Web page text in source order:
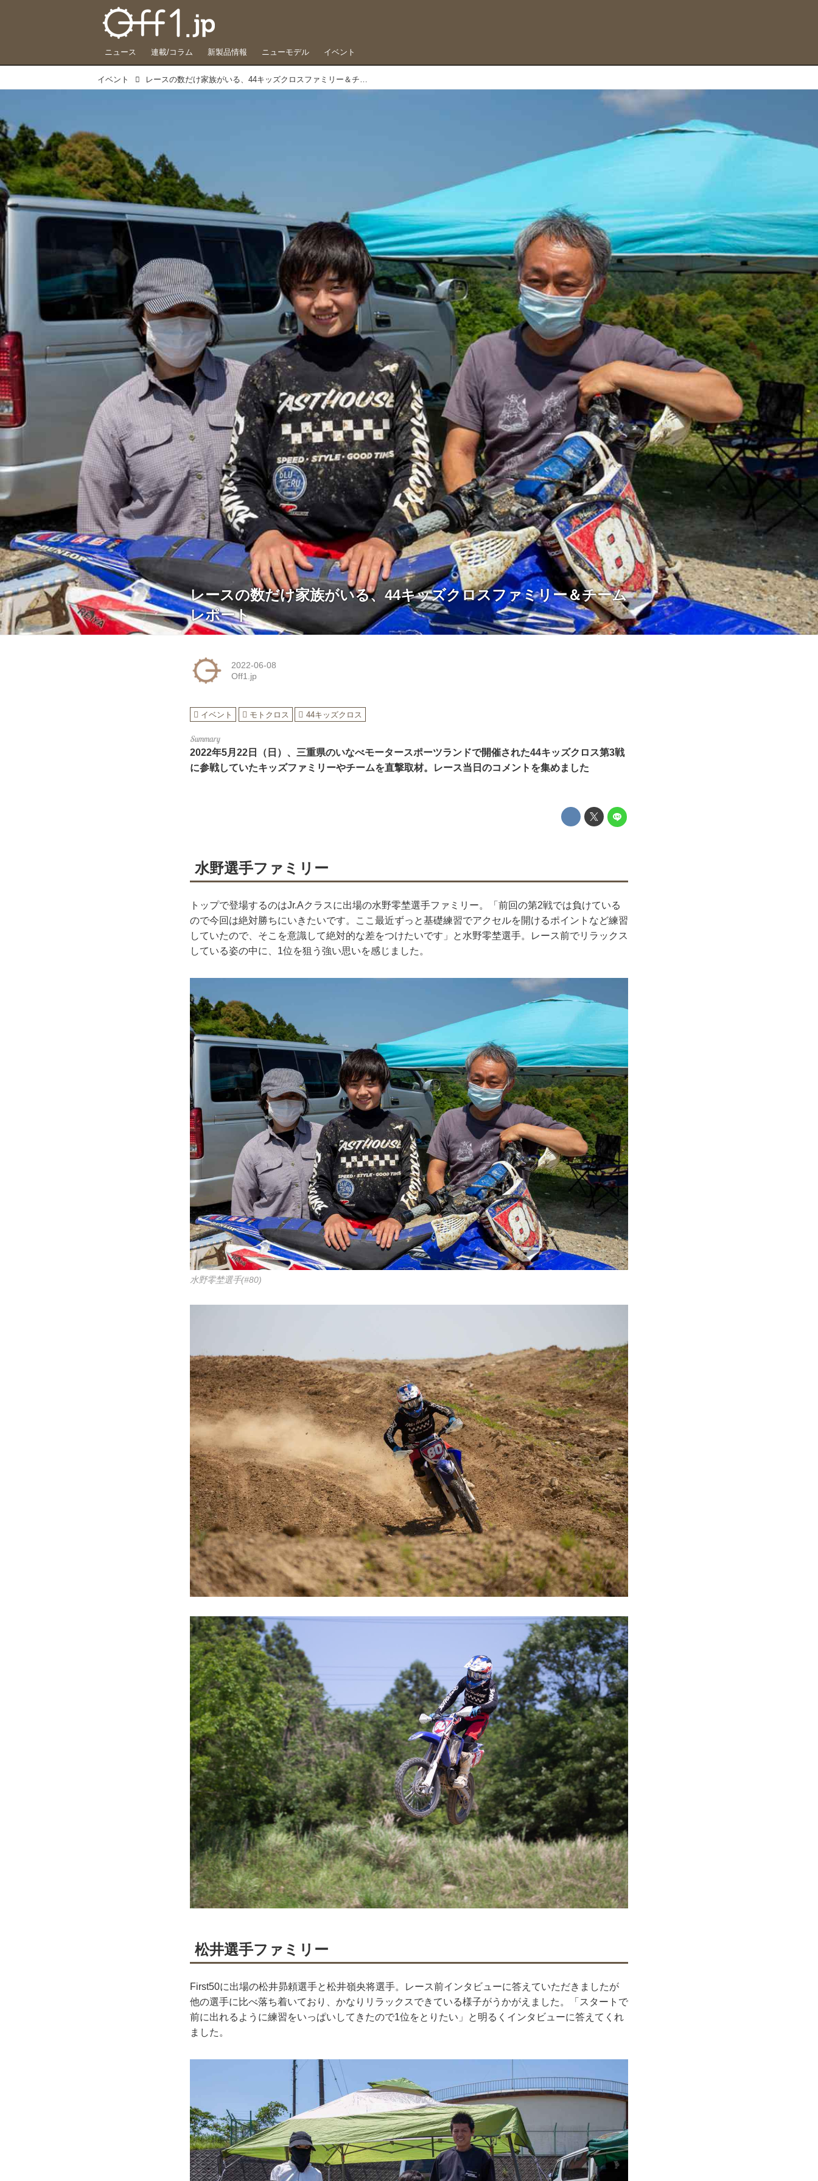
ニュース 連載/コラム 新製品情報 ニューモデル イベント
イベント レースの数だけ家族がいる、44キッズクロスファミリー＆チームレポート
レースの数だけ家族がいる、44キッズクロスファミリー＆チーム
レポート
2022-06-08
Off1.jp
イベント モトクロス 44キッズクロス
2022年5月22日（日）、三重県のいなべモータースポーツランドで開催された44キッズクロス第3戦
に参戦していたキッズファミリーやチームを直撃取材。レース当日のコメントを集めました
水野選手ファミリー
トップで登場するのはJr.Aクラスに出場の水野零埜選手ファミリー。「前回の第2戦では負けている
ので今回は絶対勝ちにいきたいです。ここ最近ずっと基礎練習でアクセルを開けるポイントなど練習
していたので、そこを意識して絶対的な差をつけたいです」と水野零埜選手。レース前でリラックス
している姿の中に、1位を狙う強い思いを感じました。
水野零埜選手(#80)
松井選手ファミリー
First50に出場の松井昴頼選手と松井嶺央将選手。レース前インタビューに答えていただきましたが
他の選手に比べ落ち着いており、かなりリラックスできている様子がうかがえました。「スタートで
前に出れるように練習をいっぱいしてきたので1位をとりたい」と明るくインタビューに答えてくれ
ました。